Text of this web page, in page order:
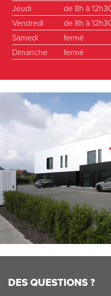
Jeudi
de 8h à
Vendredi
de 8h à
Samedi
fermé
Dimanche
fermé
DES QUESTIONS ?